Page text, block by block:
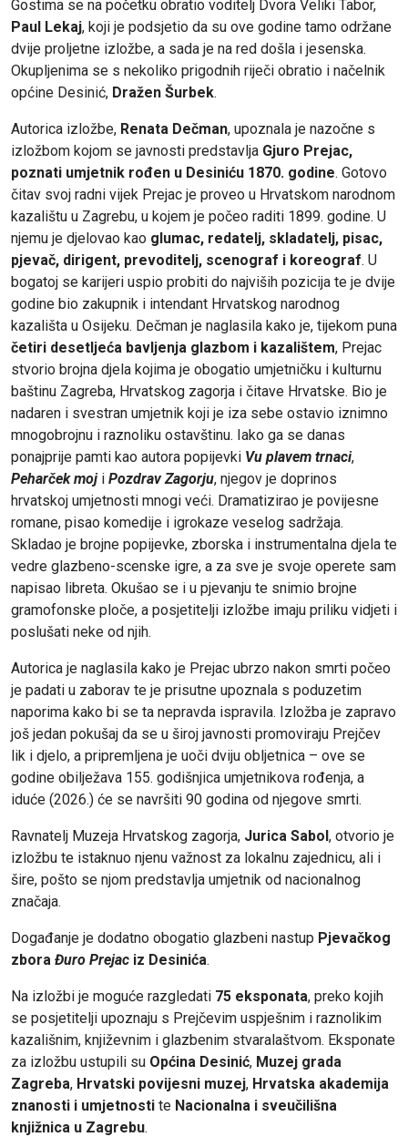
Gostima se na početku obratio voditelj Dvora Veliki Tabor,
Paul Lekaj, koji je podsjetio da su ove godine tamo održane
dvije proljetne izložbe, a sada je na red došla i jesenska.
Okupljenima se s nekoliko prigodnih riječi obratio i načelnik
općine Desinić, Dražen Šurbek.
Autorica izložbe, Renata Dečman, upoznala je nazočne s
izložbom kojom se javnosti predstavlja Gjuro Prejac,
poznati umjetnik rođen u Desiniću 1870. godine. Gotovo
čitav svoj radni vijek Prejac je proveo u Hrvatskom narodnom
kazalištu u Zagrebu, u kojem je počeo raditi 1899. godine. U
njemu je djelovao kao glumac, redatelj, skladatelj, pisac,
pjevač, dirigent, prevoditelj, scenograf i koreograf. U
bogatoj se karijeri uspio probiti do najviših pozicija te je dvije
godine bio zakupnik i intendant Hrvatskog narodnog
kazališta u Osijeku. Dečman je naglasila kako je, tijekom puna
četiri desetljeća bavljenja glazbom i kazalištem, Prejac
stvorio brojna djela kojima je obogatio umjetničku i kulturnu
baštinu Zagreba, Hrvatskog zagorja i čitave Hrvatske. Bio je
nadaren i svestran umjetnik koji je iza sebe ostavio iznimno
mnogobrojnu i raznoliku ostavštinu. Iako ga se danas
ponajprije pamti kao autora popijevki Vu plavem trnaci,
Peharček moji Pozdrav Zagorju, njegov je doprinos
hrvatskoj umjetnosti mnogi veći. Dramatizirao je povijesne
romane, pisao komedije i igrokaze veselog sadržaja.
Skladao je brojne popijevke, zborska i instrumentalna djela te
vedre glazbeno-scenske igre, a za sve je svoje operete sam
napisao libreta. Okušao se i u pjevanju te snimio brojne
gramofonske ploče, a posjetitelji izložbe imaju priliku vidjeti i
poslušati neke od njih.
Autorica je naglasila kako je Prejac ubrzo nakon smrti počeo
je padati u zaborav te je prisutne upoznala s poduzetim
naporima kako bi se ta nepravda ispravila. Izložba je zapravo
još jedan pokušaj da se u široj javnosti promoviraju Prejčev
lik i djelo, a pripremljena je uoči dviju obljetnica – ove se
godine obilježava 155. godišnjica umjetnikova rođenja, a
iduće (2026.) će se navršiti 90 godina od njegove smrti.
Ravnatelj Muzeja Hrvatskog zagorja, Jurica Sabol, otvorio je
izložbu te istaknuo njenu važnost za lokalnu zajednicu, ali i
šire, pošto se njom predstavlja umjetnik od nacionalnog
značaja.
Događanje je dodatno obogatio glazbeni nastup Pjevačkog
zbora Đuro Prejac iz Desinića.
Na izložbi je moguće razgledati 75 eksponata, preko kojih
se posjetitelji upoznaju s Prejčevim uspješnim i raznolikim
kazališnim, književnim i glazbenim stvaralaštvom. Eksponate
za izložbu ustupili su Općina Desinić, Muzej grada
Zagreba, Hrvatski povijesni muzej, Hrvatska akademija
znanosti i umjetnosti te Nacionalna i sveučilišna
knjižnica u Zagrebu.